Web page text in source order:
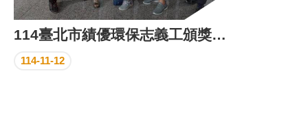
114臺北市績優環保志義工頒獎典禮
114-11-12